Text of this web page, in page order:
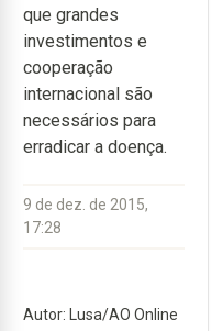
que grandes
investimentos e
cooperação
internacional são
necessários para
erradicar a doença.
9 de dez. de 2015,
17:28
Autor: Lusa/AO Online